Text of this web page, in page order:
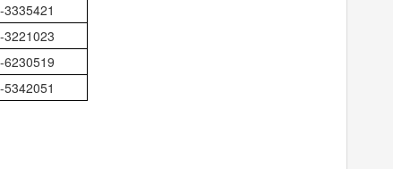
3221023
6230519